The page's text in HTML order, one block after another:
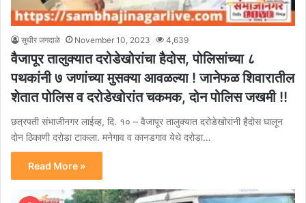
सुधीर जगदाळे November 10, 2023 4,639
वैजापूर तालुक्यात दरोडेखोरांचा हैदोस, पोलिसांच्या ८
पथकांनी ७ जणांच्या मुसक्या आवळल्या ! जानेफळ शिवारातील
शेतात पोलिस व दरोडेखोरांत चकमक, दोन पोलिस जखमी !!
छत्रपती संभाजीनगर लाईव्ह, दि. १० – वैजापूर तालुक्यात दरोडेखोरांनी हैदोस घालून
दोन ठिकाणी दरोडा टाकला. मनेगाव व कानडगाव येथे दरोडा…
Read More »